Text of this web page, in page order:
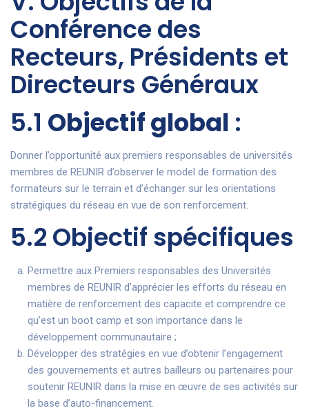
Conférence des
Recteurs, Présidents et
Directeurs Généraux
5.1 Objectif global :
Donner l’opportunité aux premiers responsables de universités
membres de REUNIR d’observer le model de formation des
formateurs sur le terrain et d’échanger sur les orientations
stratégiques du réseau en vue de son renforcement.
5.2 Objectif spécifiques
Permettre aux Premiers responsables des Universités
membres de REUNIR d’apprécier les efforts du réseau en
matière de renforcement des capacite et comprendre ce
qu’est un boot camp et son importance dans le
développement communautaire ;
Développer des stratégies en vue d’obtenir l’engagement
des gouvernements et autres bailleurs ou partenaires pour
soutenir REUNIR dans la mise en œuvre de ses activités sur
la base d’auto-financement.